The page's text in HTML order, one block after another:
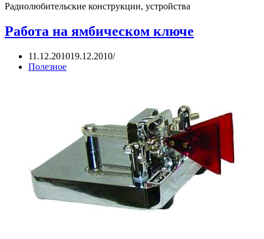
Радиолюбительские конструкции, устройства
Работа на ямбическом ключе
11.12.201019.12.2010
Полезное